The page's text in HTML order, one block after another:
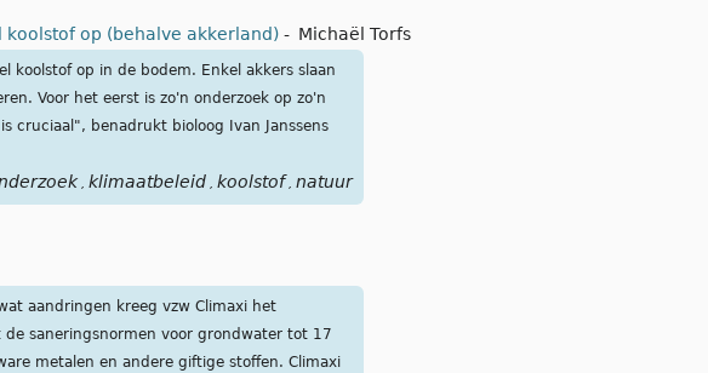
op (behalve akkerland) - Michaël Torfs
koolstof op in de bodem. Enkel akkers slaan
Voor het eerst is zo'n onderzoek op zo'n
cruciaal", benadrukt bioloog Ivan Janssens
klimaatbeleid koolstof natuur
aandringen kreeg vzw Climaxi het
saneringsnormen voor grondwater tot 17
metalen en andere giftige stoffen. Climaxi